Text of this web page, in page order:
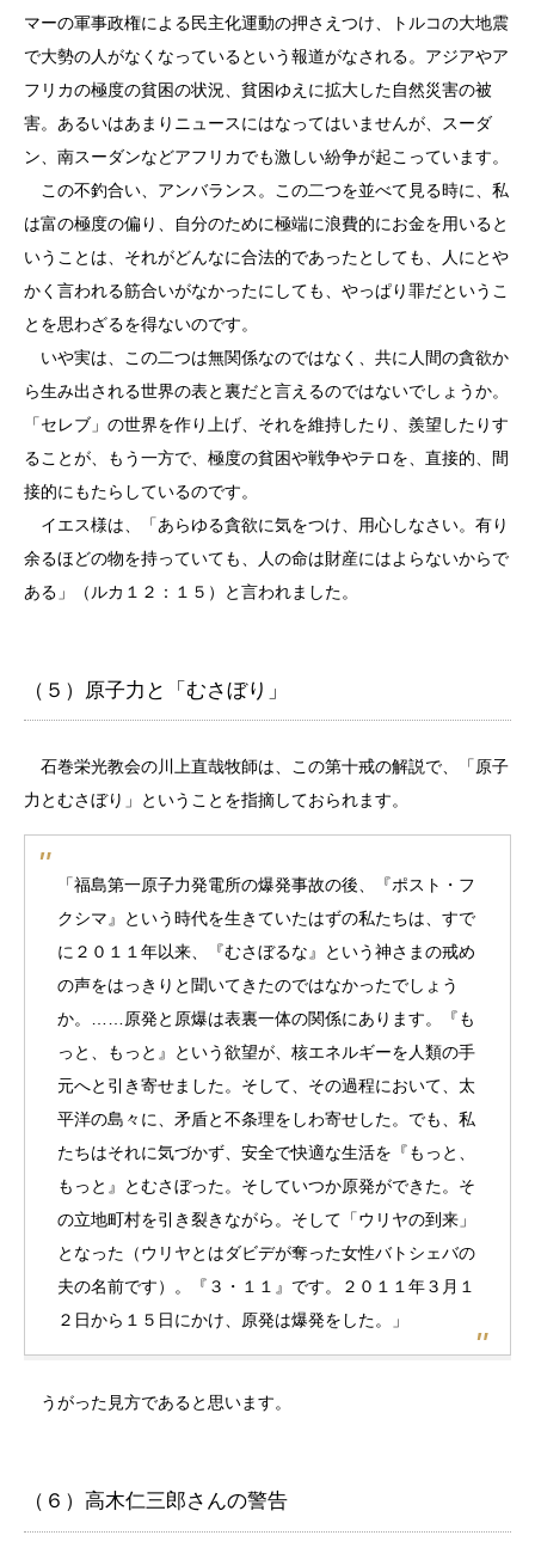
マーの軍事政権による民主化運動の押さえつけ、トルコの大地震
で大勢の人がなくなっているという報道がなされる。アジアやア
フリカの極度の貧困の状況、貧困ゆえに拡大した自然災害の被
害。あるいはあまりニュースにはなってはいませんが、スーダ
ン、南スーダンなどアフリカでも激しい紛争が起こっています。
この不釣合い、アンバランス。この二つを並べて見る時に、私
は富の極度の偏り、自分のために極端に浪費的にお金を用いると
いうことは、それがどんなに合法的であったとしても、人にとや
かく言われる筋合いがなかったにしても、やっぱり罪だというこ
とを思わざるを得ないのです。
いや実は、この二つは無関係なのではなく、共に人間の貪欲か
ら生み出される世界の表と裏だと言えるのではないでしょうか。
「セレブ」の世界を作り上げ、それを維持したり、羨望したりす
ることが、もう一方で、極度の貧困や戦争やテロを、直接的、間
接的にもたらしているのです。
イエス様は、「あらゆる貪欲に気をつけ、用心しなさい。有り
余るほどの物を持っていても、人の命は財産にはよらないからで
ある」（ルカ１２：１５）と言われました。
（５）原子力と「むさぼり」
石巻栄光教会の川上直哉牧師は、この第十戒の解説で、「原子
力とむさぼり」ということを指摘しておられます。
「福島第一原子力発電所の爆発事故の後、『ポスト・フ
クシマ』という時代を生きていたはずの私たちは、すで
に２０１１年以来、『むさぼるな』という神さまの戒め
の声をはっきりと聞いてきたのではなかったでしょう
か。……原発と原爆は表裏一体の関係にあります。『も
っと、もっと』という欲望が、核エネルギーを人類の手
元へと引き寄せました。そして、その過程において、太
平洋の島々に、矛盾と不条理をしわ寄せした。でも、私
たちはそれに気づかず、安全で快適な生活を『もっと、
もっと』とむさぼった。そしていつか原発ができた。そ
の立地町村を引き裂きながら。そして「ウリヤの到来」
となった（ウリヤとはダビデが奪った女性バトシェバの
夫の名前です）。『３・１１』です。２０１１年３月１
２日から１５日にかけ、原発は爆発をした。」
うがった見方であると思います。
（６）高木仁三郎さんの警告